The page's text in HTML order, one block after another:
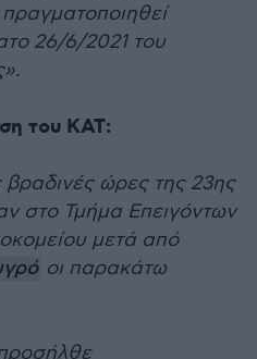
26/6/2021 του
του ΚΑΤ:
βραδινές ώρες της 23ης
στο Τμήμα Επειγόντων
μετά από
οι παρακάτω